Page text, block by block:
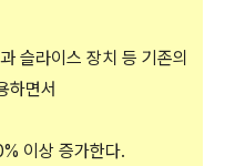
슬라이스 장치 등 기존의
하면서
이상 증가한다.